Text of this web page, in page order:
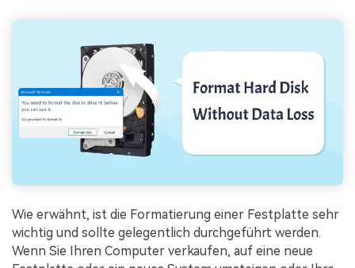
Wie erwähnt, ist die Formatierung einer Festplatte sehr
wichtig und sollte gelegentlich durchgeführt werden.
Wenn Sie Ihren Computer verkaufen, auf eine neue